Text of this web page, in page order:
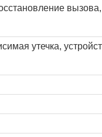
утечка,